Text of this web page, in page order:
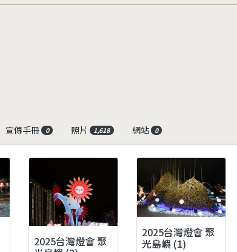
宣傳手冊 0 照片 1,618 網站 0
2025台灣燈會 聚
2025台灣燈會 聚
光島嶼 (1)